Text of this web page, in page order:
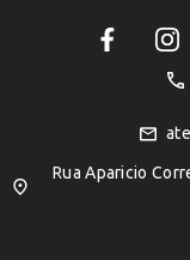
Rua Aparicio